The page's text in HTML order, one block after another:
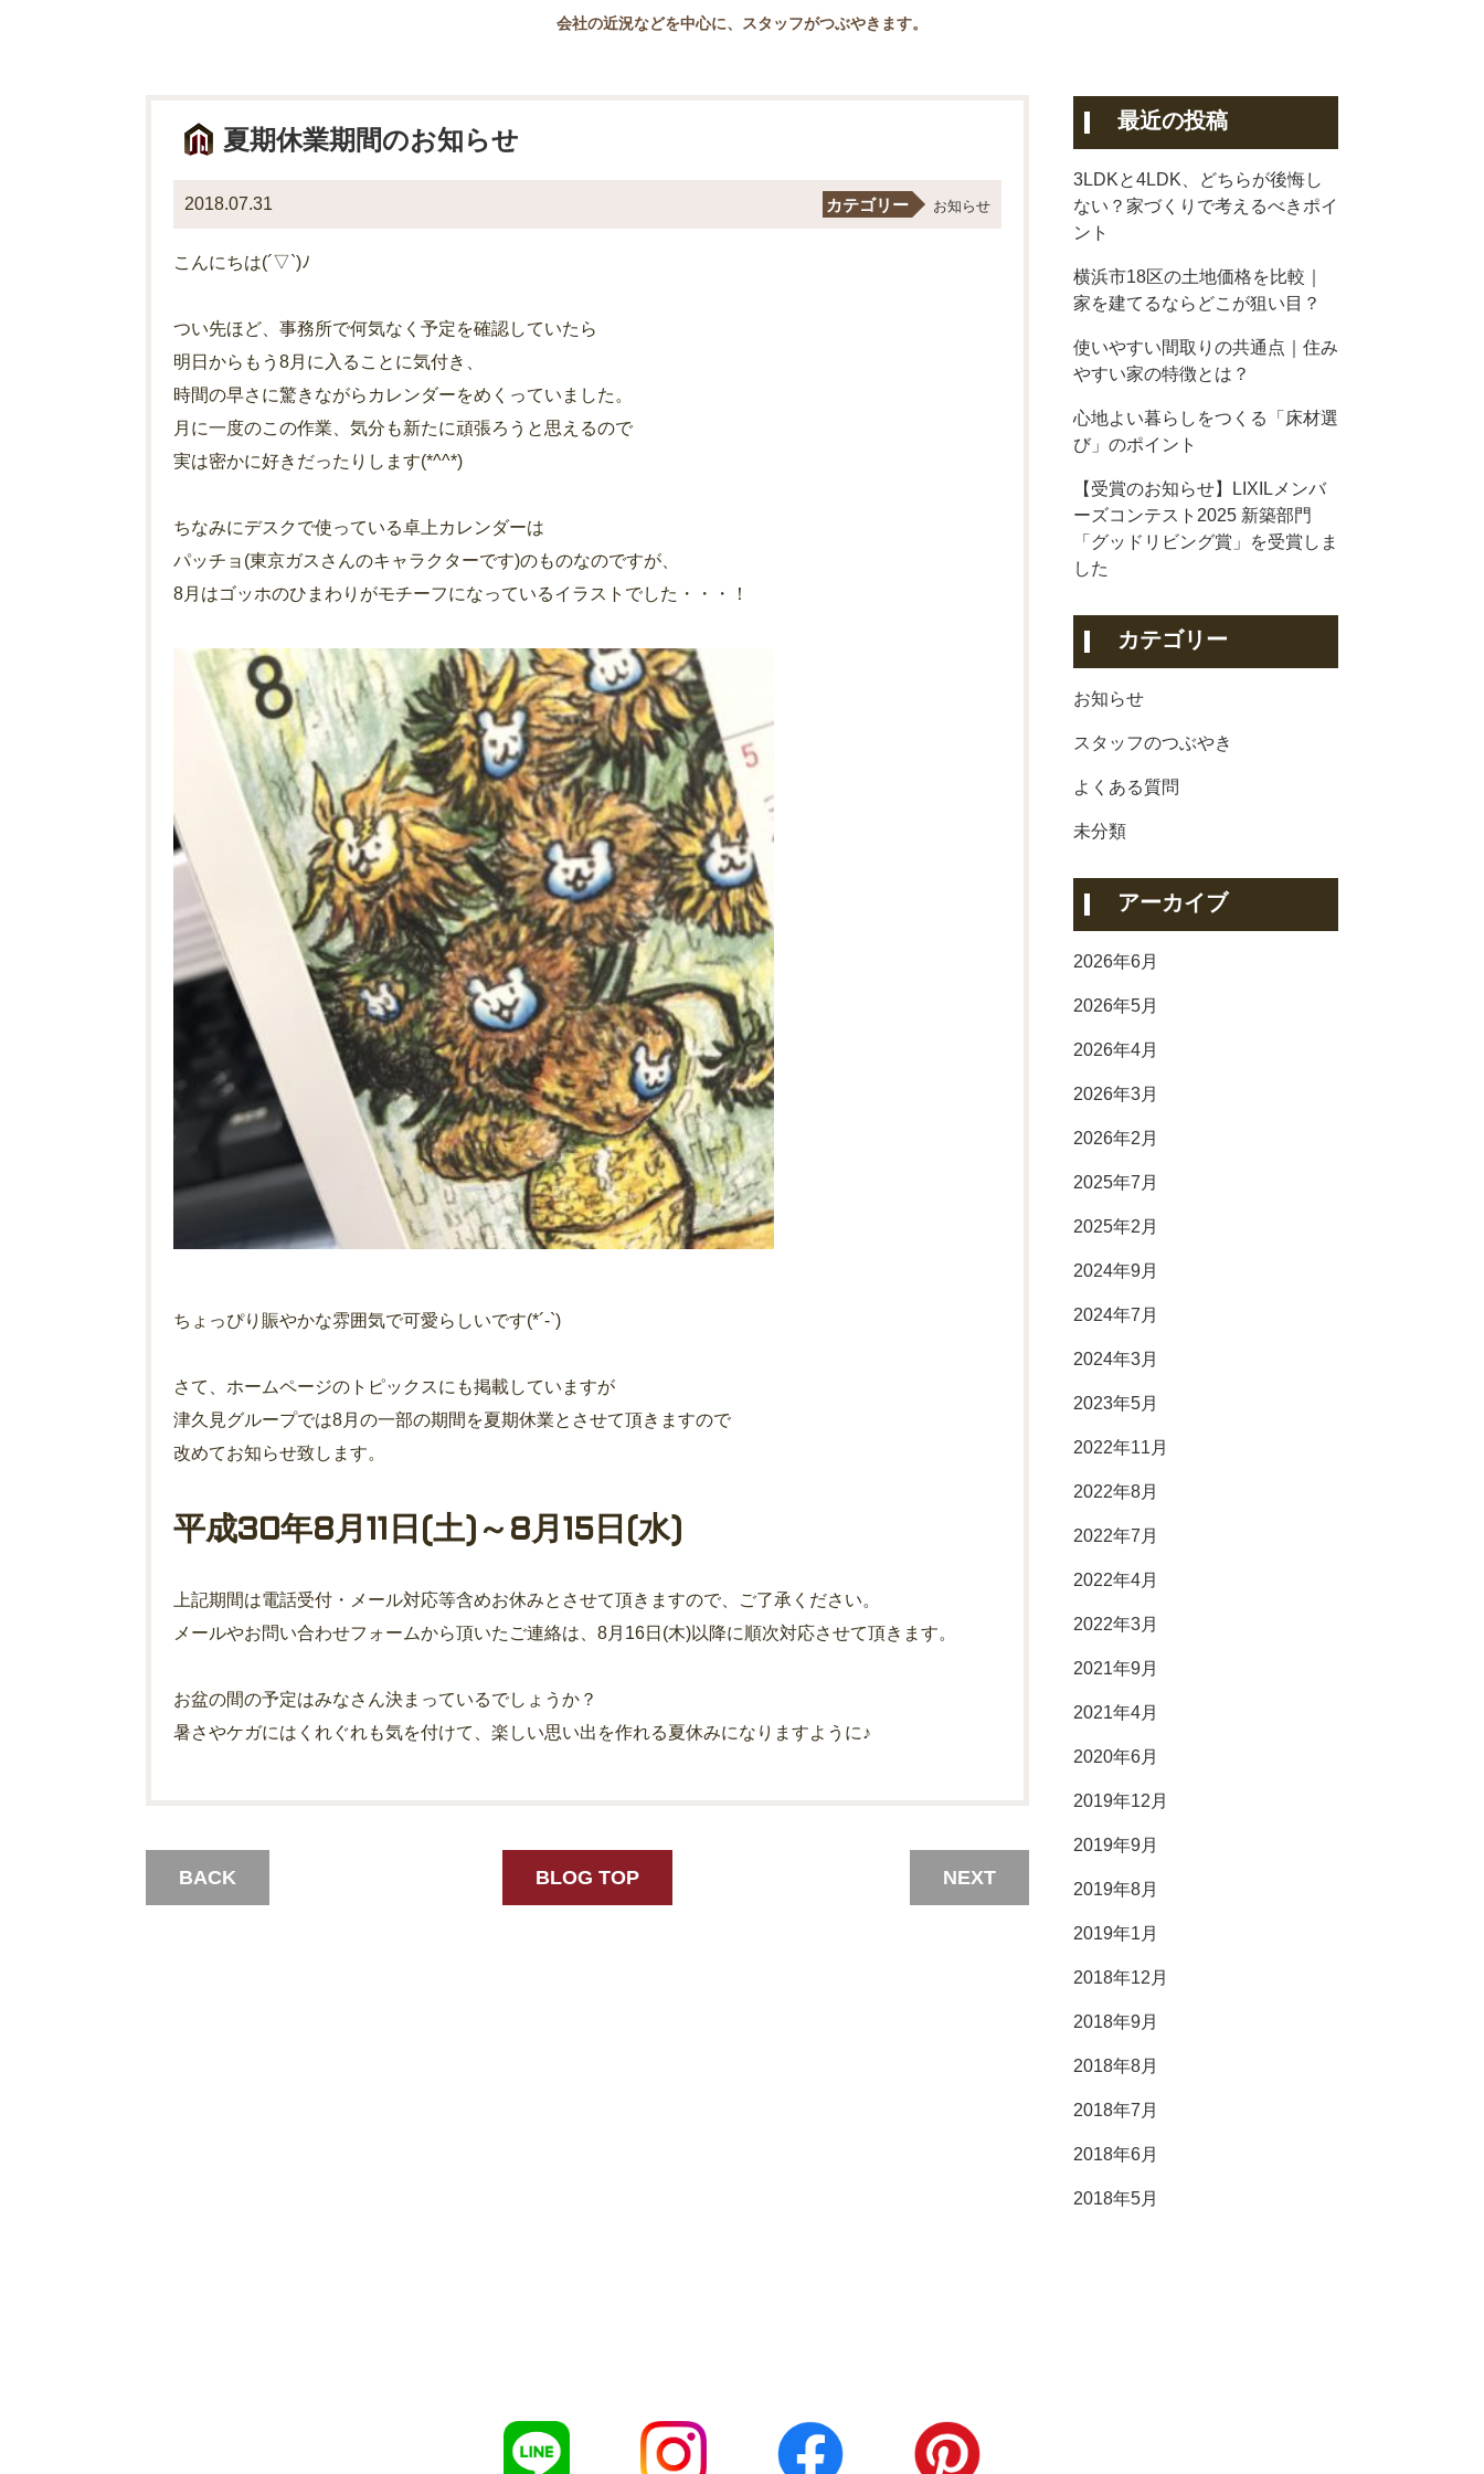
会社の近況などを中心に、スタッフがつぶやきます。
夏期休業期間のお知らせ
2018.07.31 カテゴリー お知らせ
こんにちは(´▽`)ﾉ
つい先ほど、事務所で何気なく予定を確認していたら
明日からもう8月に入ることに気付き、
時間の早さに驚きながらカレンダーをめくっていました。
月に一度のこの作業、気分も新たに頑張ろうと思えるので
実は密かに好きだったりします(*^^*)
ちなみにデスクで使っている卓上カレンダーは
パッチョ(東京ガスさんのキャラクターです)のものなのですが、
8月はゴッホのひまわりがモチーフになっているイラストでした・・・！
ちょっぴり賑やかな雰囲気で可愛らしいです(*´-`)
さて、ホームページのトピックスにも掲載していますが
津久見グループでは8月の一部の期間を夏期休業とさせて頂きますので
改めてお知らせ致します。
平成30年8月11日(土)～8月15日(水)
上記期間は電話受付・メール対応等含めお休みとさせて頂きますので、ご了承ください。
メールやお問い合わせフォームから頂いたご連絡は、8月16日(木)以降に順次対応させて頂きます。
お盆の間の予定はみなさん決まっているでしょうか？
暑さやケガにはくれぐれも気を付けて、楽しい思い出を作れる夏休みになりますように♪
NEXT
BACK BLOG TOP
最近の投稿
3LDKと4LDK、どちらが後悔し
ない？家づくりで考えるべきポイ
ント
横浜市18区の土地価格を比較｜
家を建てるならどこが狙い目？
使いやすい間取りの共通点｜住み
やすい家の特徴とは？
心地よい暮らしをつくる「床材選
び」のポイント
【受賞のお知らせ】LIXILメンバ
ーズコンテスト2025 新築部門
「グッドリビング賞」を受賞しま
した
カテゴリー
お知らせ
スタッフのつぶやき
よくある質問
未分類
アーカイブ
2026年6月
2026年5月
2026年4月
2026年3月
2026年2月
2025年7月
2025年2月
2024年9月
2024年7月
2024年3月
2023年5月
2022年11月
2022年8月
2022年7月
2022年4月
2022年3月
2021年9月
2021年4月
2020年6月
2019年12月
2019年9月
2019年8月
2019年1月
2018年12月
2018年9月
2018年8月
2018年7月
2018年6月
2018年5月